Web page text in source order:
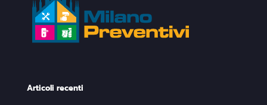
Articoli recenti